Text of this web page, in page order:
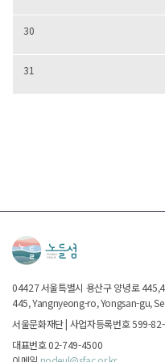
30
31
04427서울특별시 용산구 양녕로
445, Yangnyeong-ro, Yongsan-gu,
서울문화재단| 사업자등록번호 599-
대표번호 02-749-4500